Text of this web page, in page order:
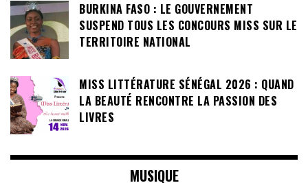
BURKINA FASO : LE GOUVERNEMENT
SUSPEND TOUS LES CONCOURS MISS SUR LE
TERRITOIRE NATIONAL
MISS LITTÉRATURE SÉNÉGAL 2026 : QUAND
LA BEAUTÉ RENCONTRE LA PASSION DES
LIVRES
MUSIQUE